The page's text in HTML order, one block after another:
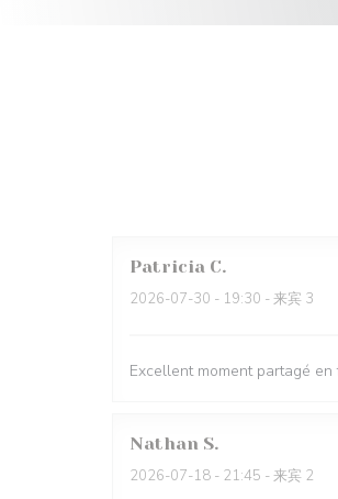
Patricia C
2026-07-30 - 19:30 - 来宾 3
Excellent moment partagé
Nathan S
2026-07-18 - 21:45 - 来宾 2